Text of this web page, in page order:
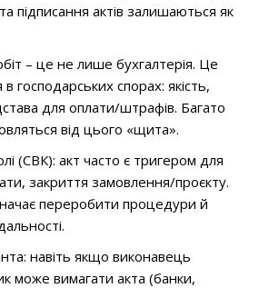
підписання актів залишаються як
– це не лише бухгалтерія. Це
господарських спорах: якість,
для оплати/штрафів. Багато
від цього «щита».
(СВК): акт часто є тригером для
закриття замовлення/проєкту.
переробити процедури й
навіть якщо виконавець
може вимагати акта (банки,